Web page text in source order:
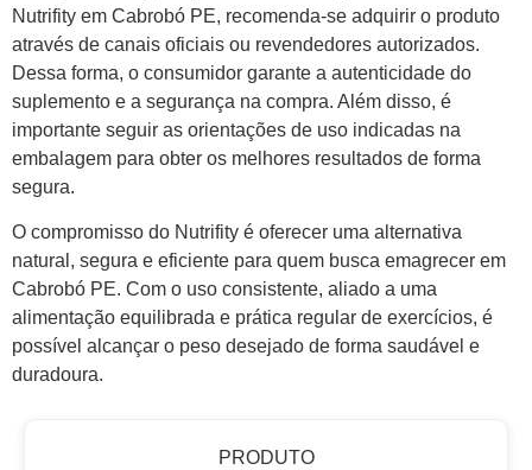
Nutrifity em Cabrobó PE, recomenda-se adquirir o produto
através de canais oficiais ou revendedores autorizados.
Dessa forma, o consumidor garante a autenticidade do
suplemento e a segurança na compra. Além disso, é
importante seguir as orientações de uso indicadas na
embalagem para obter os melhores resultados de forma
segura.
O compromisso do Nutrifity é oferecer uma alternativa
natural, segura e eficiente para quem busca emagrecer em
Cabrobó PE. Com o uso consistente, aliado a uma
alimentação equilibrada e prática regular de exercícios, é
possível alcançar o peso desejado de forma saudável e
duradoura.
PRODUTO